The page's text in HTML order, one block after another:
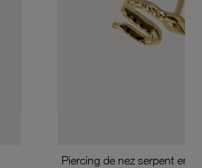
Piercing de nez serpent en